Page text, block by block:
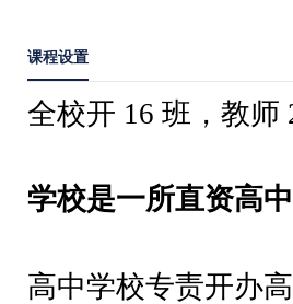
课程设置
全校开 16 班，教师
学校是一所直资高
高中学校专责开办